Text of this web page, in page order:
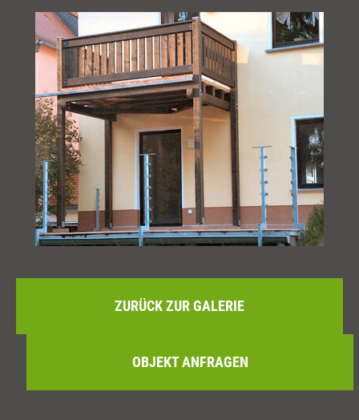
ZURÜCK ZUR GALERIE
OBJEKT ANFRAGEN